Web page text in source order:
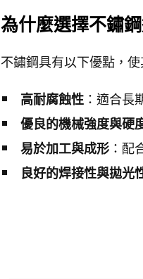
為什麼選擇不鏽
不鏽鋼具有以下優點，
高耐腐蝕性：適合長
優良的機械強度與硬
易於加工與成形：配
良好的焊接性與拋光